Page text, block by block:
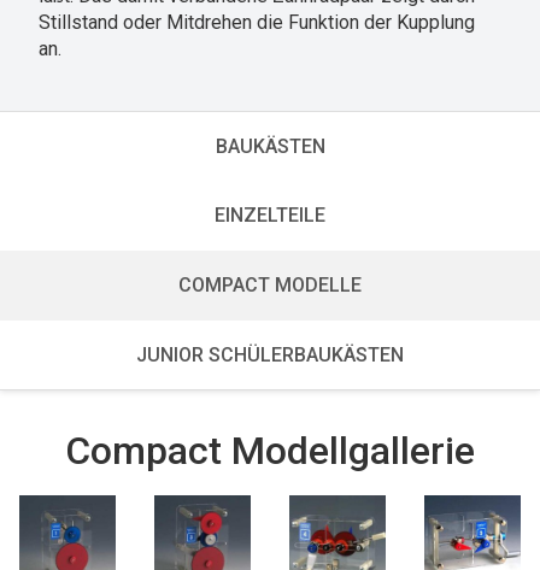
Stillstand oder Mitdrehen die Funktion der Kupplung
an.
BAUKÄSTEN
EINZELTEILE
COMPACT MODELLE
JUNIOR SCHÜLERBAUKÄSTEN
Compact Modellgallerie